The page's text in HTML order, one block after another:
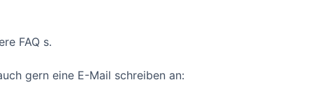
FAQ s.
gern eine E-Mail schreiben an: